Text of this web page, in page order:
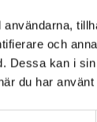
och
Dessa kan i
du har
inom
till
till
som